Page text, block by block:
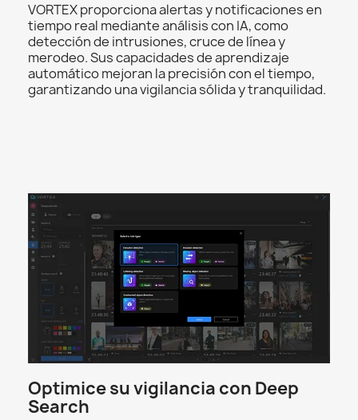
VORTEX proporciona alertas y notificaciones en
tiempo real mediante análisis con IA, como
detección de intrusiones, cruce de línea y
merodeo. Sus capacidades de aprendizaje
automático mejoran la precisión con el tiempo,
garantizando una vigilancia sólida y tranquilidad.
Optimice su vigilancia con Deep
Search